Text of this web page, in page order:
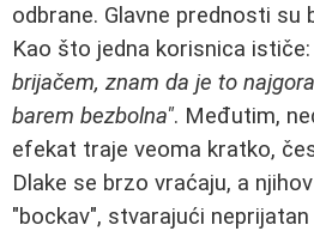
odbrane. Glavne prednosti su
Kao što jedna korisnica ističe:
brijačem, znam da je to
barem bezbolna". Međutim,
efekat traje veoma kratko,
Dlake se brzo vraćaju, a
"bockav", stvarajući